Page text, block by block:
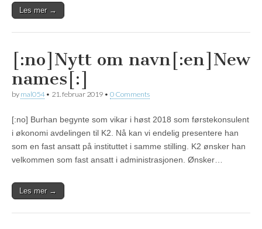
Les mer →
[:no]Nytt om navn[:en]New
names[:]
by mal054• 21. februar 2019 • 0 Comments
[:no] Burhan begynte som vikar i høst 2018 som førstekonsulent
i økonomi avdelingen til K2. Nå kan vi endelig presentere han
som en fast ansatt på instituttet i samme stilling. K2 ønsker han
velkommen som fast ansatt i administrasjonen. Ønsker…
Les mer →